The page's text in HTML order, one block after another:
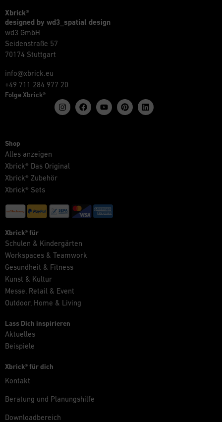
Xbrick®
designed by wd3_spatial design
wd3 GmbH
Seidenstraße 57
70174 Stuttgart
info@xbrick.eu
+49 711 284 977 20
Folge Xbrick®
Shop
Alles anzeigen
Xbrick® Das Original
Xbrick® Zubehör
Xbrick® Sets
Xbrick® für
Schulen & Kindergärten
Workspaces & Teamwork
Gesundheit & Fitness
Kunst & Kultur
Messe, Retail & Event
Outdoor, Home & Living
Lass Dich inspirieren
Aktuelles
Beispiele
Xbrick® für dich
Kontakt
Beratung und Planungshilfe
Downloadbereich